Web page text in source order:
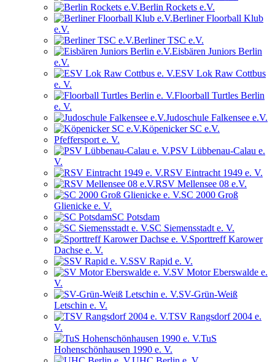
Berlin Rockets e.V.
Berliner Floorball Klub
e.V.
Berliner TSC e.V.
Eisbären Juniors Berlin
e.V.
ESV Lok Raw Cottbus
e. V.
Floorball Turtles Berlin
e. V.
Judoschule Falkensee e.V.
Köpenicker SC e.V.
Pfeffersport e. V.
PSV Lübbenau-Calau e.
V.
RSV Eintracht 1949 e. V.
RSV Mellensee 08 e.V.
SC 2000 Groß
Glienicke e. V.
SC Potsdam
SC Siemensstadt e. V.
Sporttreff Karower
Dachse e. V.
SSV Rapid e. V.
SV Motor Eberswalde e.
V.
SV-Grün-Weiß
Letschin e. V.
TSV Rangsdorf 2004 e.
V.
TuS
Hohenschönhausen 1990 e. V.